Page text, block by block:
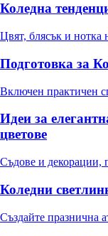
Коледна
Цвят, блясък и нотка
Подготовка за
Включен практичен
Идеи за
цветове
Съдове и декорации,
Коледни
Създайте празнична